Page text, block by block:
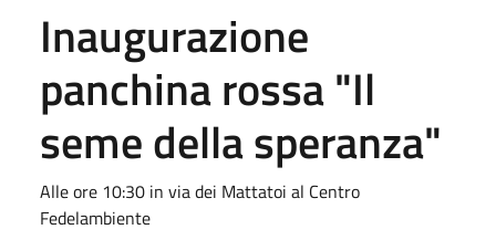
Inaugurazione
panchina rossa "Il
seme della speranza"
Alle ore 10:30 in via dei Mattatoi al Centro
Fedelambiente